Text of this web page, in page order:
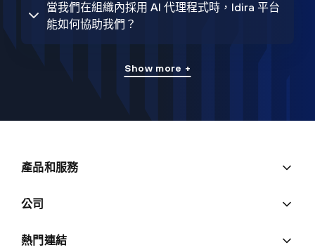
當我們在組織內採用 AI 代理程式時，Idira 平台
能如何協助我們？
Show more +
產品和服務
公司
熱門連結